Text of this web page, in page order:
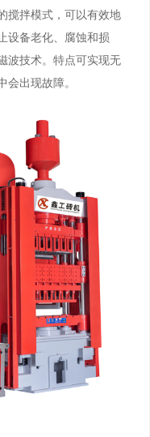
搅拌模式，可以有效地
设备老化、腐蚀和损
波技术。特点可实现无
出现故障。